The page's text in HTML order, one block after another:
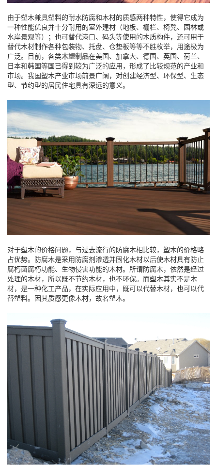
由于塑木兼具塑料的耐水防腐和木材的质感两种特性，使得它成为
一种性能优良并十分耐用的室外建材（地板、栅栏、椅凳、园林或
水岸景观等）；也可替代港口、码头等使用的木质构件，还可用于
替代木材制作各种包装物、托盘、仓垫板等等不胜枚举，用途极为
广泛。目前，各类木塑制品在美国、加拿大、德国、英国、荷兰、
日本和韩国等国已得到较为广泛的应用，形成了比较规范的产业和
市场。我国塑木产业市场前景广阔，对创建经济型、环保型、生态
型、节约型的居民住宅具有深远的意义。
对于塑木的价格问题，与过去流行的防腐木相比较，塑木的价格略
占优势。防腐木是采用防腐剂渗透并固化木材以后使木材具有防止
腐朽菌腐朽功能、生物侵害功能的木材。所谓防腐木，依然是经过
处理的木材，所以既不节约木材，也不环保。而塑木其实不是木
材，是一种化工产品，在实际应用中，既可以代替木材，也可以代
替塑料。因其质感更像木材，故名塑木。